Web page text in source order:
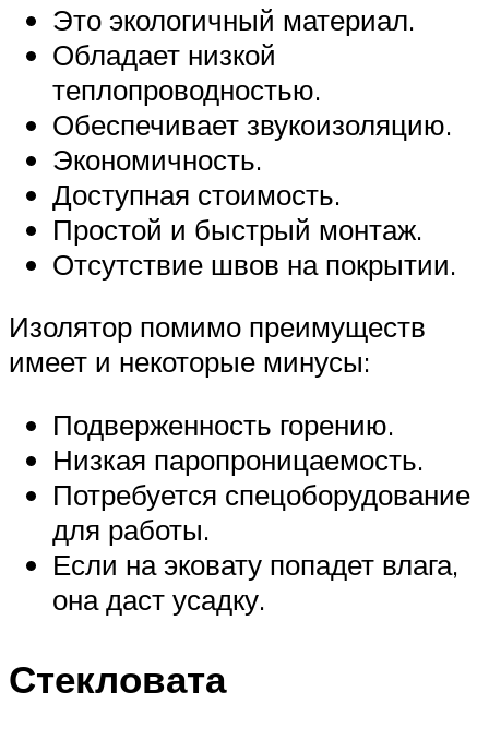
Это экологичный материал.
Обладает низкой
теплопроводностью.
Обеспечивает звукоизоляцию.
Экономичность.
Доступная стоимость.
Простой и быстрый монтаж.
Отсутствие швов на покрытии.
Изолятор помимо преимуществ
имеет и некоторые минусы:
Подверженность горению.
Низкая паропроницаемость.
Потребуется спецоборудование
для работы.
Если на эковату попадет влага,
она даст усадку.
Стекловата